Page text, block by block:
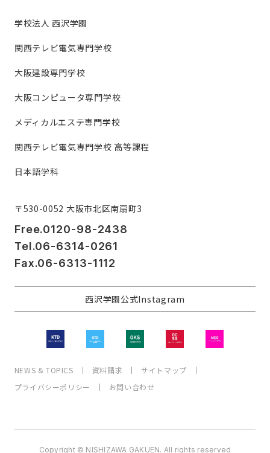
学校法人 西沢学園
関西テレビ電気専門学校
大阪建設専門学校
大阪コンピュータ専門学校
メディカルエステ専門学校
関西テレビ電気専門学校 高等課程
日本語学科
〒530-0052 大阪市北区南扇町3
Free.0120-98-2438
Tel.06-6314-0261
Fax.06-6313-1112
西沢学園公式Instagram
NEWS & TOPICS 資料請求
サイトマップ
プライバシーポリシー
お問い合わせ
Copyright © NISHIZAWA GAKUEN. All rights reserved